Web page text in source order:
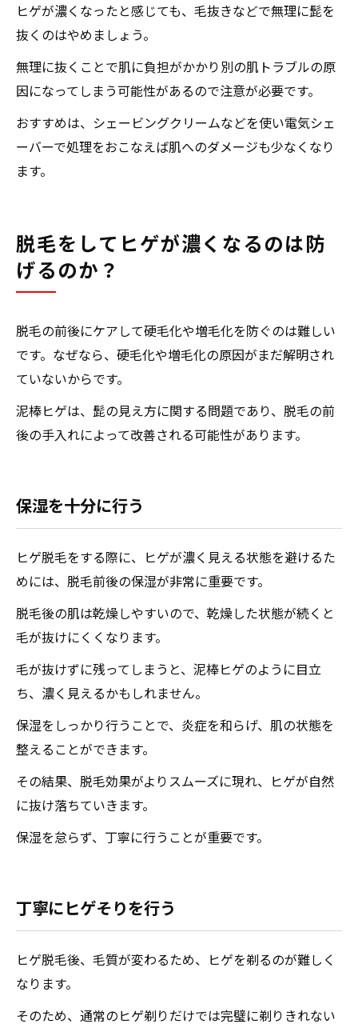
ヒゲが濃くなったと感じても、毛抜きなどで無理に髭を
抜くのはやめましょう。
無理に抜くことで肌に負担がかかり別の肌トラブルの原
因になってしまう可能性があるので注意が必要です。
おすすめは、シェービングクリームなどを使い電気シェ
ーバーで処理をおこなえば肌へのダメージも少なくなり
ます。
脱毛をしてヒゲが濃くなるのは防
げるのか？
脱毛の前後にケアして硬毛化や増毛化を防ぐのは難しい
です。なぜなら、硬毛化や増毛化の原因がまだ解明され
ていないからです。
泥棒ヒゲは、髭の見え方に関する問題であり、脱毛の前
後の手入れによって改善される可能性があります。
保湿を十分に行う
ヒゲ脱毛をする際に、ヒゲが濃く見える状態を避けるた
めには、脱毛前後の保湿が非常に重要です。
脱毛後の肌は乾燥しやすいので、乾燥した状態が続くと
毛が抜けにくくなります。
毛が抜けずに残ってしまうと、泥棒ヒゲのように目立
ち、濃く見えるかもしれません。
保湿をしっかり行うことで、炎症を和らげ、肌の状態を
整えることができます。
その結果、脱毛効果がよりスムーズに現れ、ヒゲが自然
に抜け落ちていきます。
保湿を怠らず、丁寧に行うことが重要です。
丁寧にヒゲそりを行う
ヒゲ脱毛後、毛質が変わるため、ヒゲを剃るのが難しく
なります。
そのため、通常のヒゲ剃りだけでは完璧に剃りきれない